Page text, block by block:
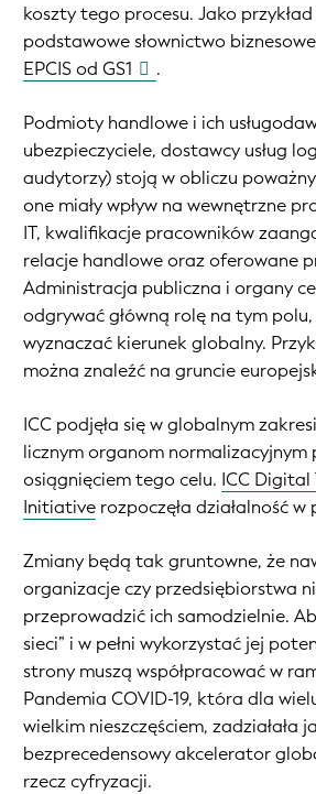
koszty tego procesu. Jako
podstawowe słownictwo
EPCIS od GS1
.
Podmioty handlowe i ich
ubezpieczyciele, dostawcy usług
audytorzy) stoją w obliczu
one miały wpływ na wewnętrzne
IT, kwalifikacje pracowników
relacje handlowe oraz oferowane
Administracja publiczna i organy
odgrywać główną rolę na tym
wyznaczać kierunek globalny.
można znaleźć na gruncie
ICC podjęła się w globalnym
licznym organom normalizacyjnym
osiągnięciem tego celu. ICC
Initiative rozpoczęła działalność
Zmiany będą tak gruntowne, że
organizacje czy przedsiębiorstwa
przeprowadzić ich samodzielnie.
sieci” i w pełni wykorzystać jej
strony muszą współpracować w
Pandemia COVID-19, która dla
wielkim nieszczęściem, zadziałała
bezprecedensowy akcelerator
rzecz cyfryzacji.